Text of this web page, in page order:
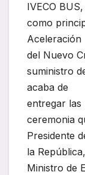
IVECO
como
Aceleración
del Nuevo
suministro
acaba de
entregar las
ceremonia
Presidente
la
Ministro de